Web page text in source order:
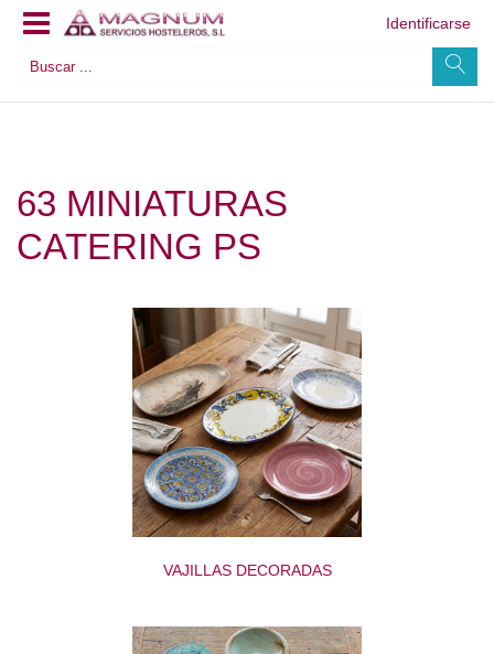
Identificarse
63 MINIATURAS
CATERING PS
VAJILLAS DECORADAS